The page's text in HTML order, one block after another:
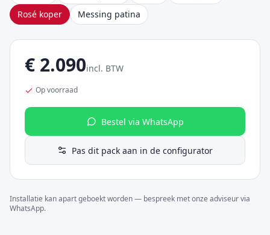
Rosé koper
Messing patina
€ 2.090incl. BTW
Op voorraad
Bestel via WhatsApp
Pas dit pack aan in de configurator
Installatie kan apart geboekt worden — bespreek met onze adviseur via
WhatsApp.